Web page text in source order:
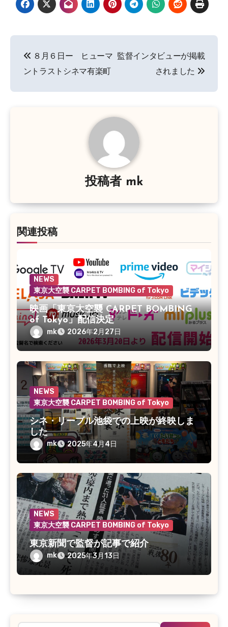
稿
ナ
ン
８月６日ー ヒューマ
ントラストシネマ有楽町
監督インタビューが掲載
されました
投稿者 mk
関連投稿
NEWS
東京大空襲 CARPET BOMBING of Tokyo
映画「東京大空襲 CARPET BOMBING
of Tokyo」配信決定
mk 2026年2月27日
NEWS
東京大空襲 CARPET BOMBING of Tokyo
シネ・リーブル池袋での上映が終映しま
した
mk 2025年4月4日
NEWS
東京大空襲 CARPET BOMBING of Tokyo
東京新聞で監督が記事で紹介
mk 2025年3月13日